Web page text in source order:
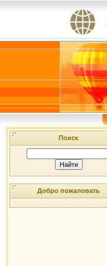
Поиск
Добро пожаловать